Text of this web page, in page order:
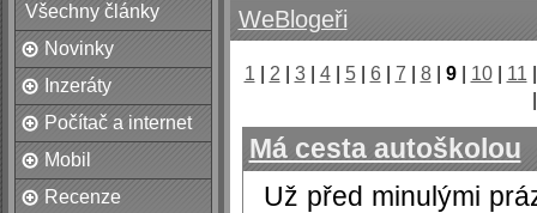
Všechny články
Novinky
Inzeráty
Počítač a internet
Mobil
Recenze
WeBlogeři
1 2 3| 4| 5| 6| 7 8| 9| 10| 11
Má cesta autoškolou
Už před minulými